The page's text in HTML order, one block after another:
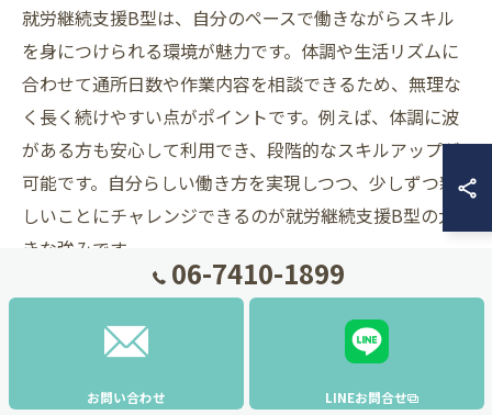
就労継続支援B型は、自分のペースで働きながらスキル
を身につけられる環境が魅力です。体調や生活リズムに
合わせて通所日数や作業内容を相談できるため、無理な
く長く続けやすい点がポイントです。例えば、体調に波
がある方も安心して利用でき、段階的なスキルアップが
可能です。自分らしい働き方を実現しつつ、少しずつ新
しいことにチャレンジできるのが就労継続支援B型の大
きな強みです。
ライブコマースで得られる新たな経験
ライブコマースは、商品の魅力をリアルタイムで伝える
新たな販売手法です。就労継続支援B型事業所でも、ラ
06-7410-1899
お問い合わせ LINEお問合せ